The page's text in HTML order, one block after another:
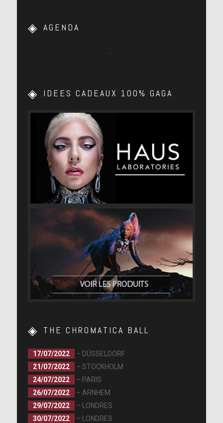
AGENDA
IDEES CADEAUX 100% GAGA
THE CHROMATICA BALL
17/07/2022
– DÜSSELDORF
21/07/2022
– STOCKHOLM
24/07/2022
– PARIS
26/07/2022
– ARNHEM
29/07/2022
– LONDRES
30/07/2022
– LONDRES